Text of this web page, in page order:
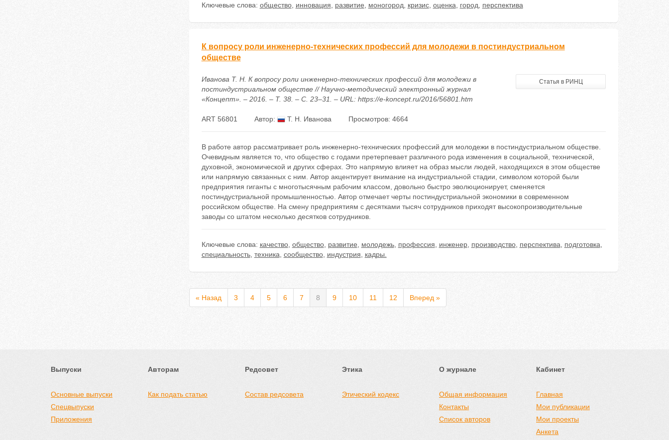
Ключевые слова: общество, инновация развитие моногород кризис, оценка город перспектива
К вопросу роли инженерно-технических профессий для молодежи в постиндустриальном
обществе
Иванова Т. Н. К вопросу роли инженерно-технических профессий для молодежи в
постиндустриальном обществе // Научно-методический электронный журнал
«Концепт». – 2016. – Т. 38. – С. 23–31. – URL: https://e-koncept.ru/2016/56801.htm
Статья в РИНЦ
ART 56801 Автор: Т. Н. Иванова Просмотров: 4664
В работе автор рассматривает роль инженерно-технических профессий для молодежи в постиндустриальном обществе.
Очевидным является то, что общество с годами претерпевает различного рода изменения в социальной, технической,
духовной, экономической и других сферах. Это напрямую влияет на образ мысли людей, находящихся в этом обществе
или напрямую связанных с ним. Автор акцентирует внимание на индустриальной стадии, символом которой были
предприятия гиганты с многотысячным рабочим классом, довольно быстро эволюционирует, сменяется
постиндустриальной промышленностью. Автор отмечает черты постиндустриальной экономики в современном
российском обществе. На смену предприятиям с десятками тысяч сотрудников приходят высокопроизводительные
заводы со штатом несколько десятков сотрудников.
Ключевые слова: качество, общество, развитие молодежь, профессия инженер, производство, перспектива подготовка
специальность, техника сообщество, индустрия кадры.
« Назад 3 4 5 6 7 8 9 10 11 12 Вперед »
Выпуски
Основные выпуски
Спецвыпуски
Приложения
Авторам
Как подать статью
Редсовет
Состав редсовета
Этика
Этический кодекс
О журнале
Общая информация
Контакты
Список авторов
Кабинет
Главная
Мои публикации
Мои проекты
Анкета